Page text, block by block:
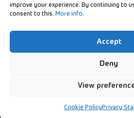
improve your experience. By continuing to
consent to this. More info.
Accept
Deny
View
Cookie Policy Privacy
© Diamond League AG -
Follow Our
Data Privacy